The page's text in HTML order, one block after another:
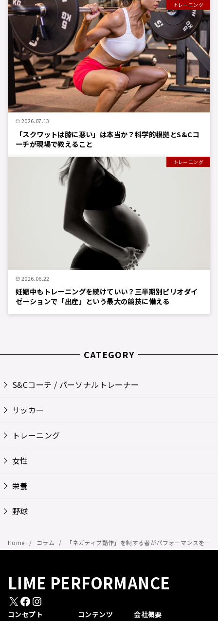
2026.07.13
トレーニング
「スクワットは膝に悪い」は本当か？科学的根拠とS&Cコ
ーチが現場で教えること
2026.06.22
トレーニング
妊娠中もトレーニングを続けていい？三半期別ピリオダイ
ゼーションで「出産」という最大の競技に備える
CATEGORY
S&Cコーチ / パーソナルトレーナー
サッカー
トレーニング
女性
栄養
野球
Home コラム 「ネガティブ動作」を制する者がパフォーマンスを制する——伸張性トレーニングの科学と現場での使い方
LIME PERFORMANCE
X Facebook Instagram
コンセプト コンテンツ 会社概要